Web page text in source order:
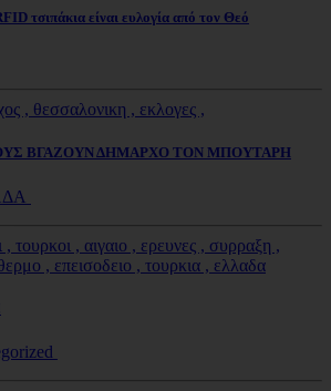
τσιπάκια είναι ευλογία από τον Θεό
ΒΓΑΖΟΥΝ ΔΗΜΑΡΧΟ ΤΟΝ ΜΠΟΥΤΑΡΗ